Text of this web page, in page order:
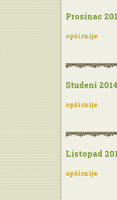
Prosinac
opširnije
Studeni
opširnije
Listopad
opširnije